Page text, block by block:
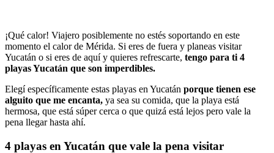
¡Qué calor! Viajero posiblemente no estés soportando en este
momento el calor de Mérida. Si eres de fuera y planeas visitar
Yucatán o si eres de aquí y quieres refrescarte, tengo para ti 4
playas Yucatán que son imperdibles.
Elegí específicamente estas playas en Yucatán porque tienen ese
alguito que me encanta, ya sea su comida, que la playa está
hermosa, que está súper cerca o que quizá está lejos pero vale la
pena llegar hasta ahí.
4 playas en Yucatán que vale la pena visitar